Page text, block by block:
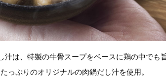
は、特製の牛骨スープをベースに鶏の中でも
ぷりのオリジナルの肉鍋だし汁を使用。